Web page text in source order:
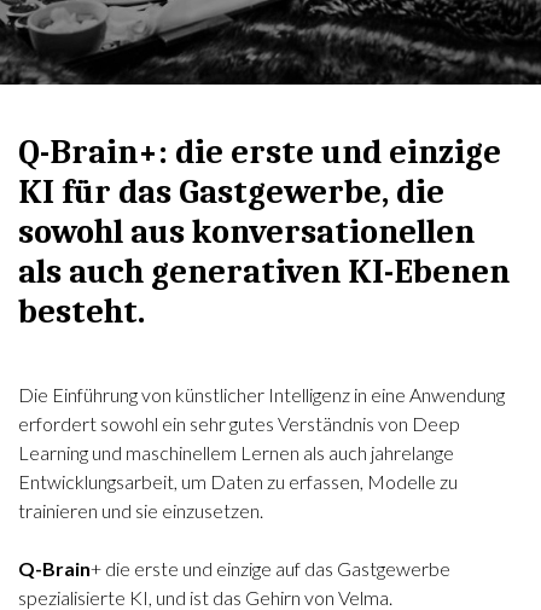
Q-Brain+: die erste und einzige
KI für das Gastgewerbe, die
sowohl aus konversationellen
als auch generativen KI-Ebenen
besteht.
Die Einführung von künstlicher Intelligenz in eine Anwendung
erfordert sowohl ein sehr gutes Verständnis von Deep
Learning und maschinellem Lernen als auch jahrelange
Entwicklungsarbeit, um Daten zu erfassen, Modelle zu
trainieren und sie einzusetzen.
Q-Brain+ die erste und einzige auf das Gastgewerbe
spezialisierte KI, und ist das Gehirn von Velma.